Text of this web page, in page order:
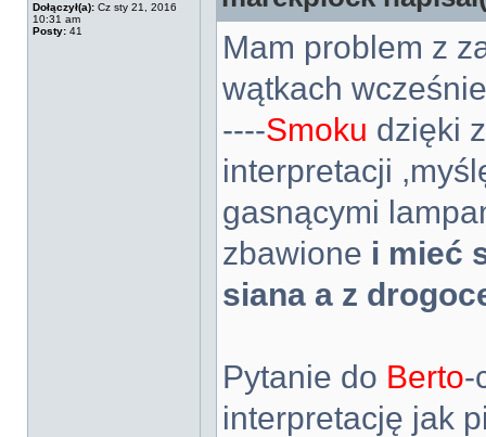
Dołączył(a): Cz sty 21, 2016
10:31 am
Posty: 41
Mam problem z
wątkach
----Smoku dzięki
interpretacji
gasnącymi
zbawione i mieć
siana a z
Pytanie do Berto-
interpretację jak